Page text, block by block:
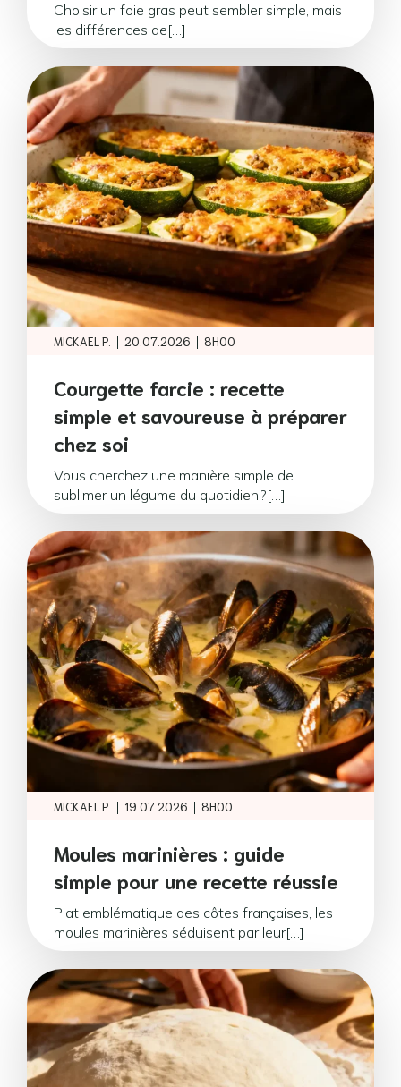
Choisir un foie gras peut sembler simple, mais
les différences de[…]
MICKAEL P. | 20.07.2026 | 8H00
Courgette farcie : recette
simple et savoureuse à préparer
chez soi
Vous cherchez une manière simple de
sublimer un légume du quotidien ?[…]
MICKAEL P. | 19.07.2026 | 8H00
Moules marinières : guide
simple pour une recette réussie
Plat emblématique des côtes françaises, les
moules marinières séduisent par leur[…]